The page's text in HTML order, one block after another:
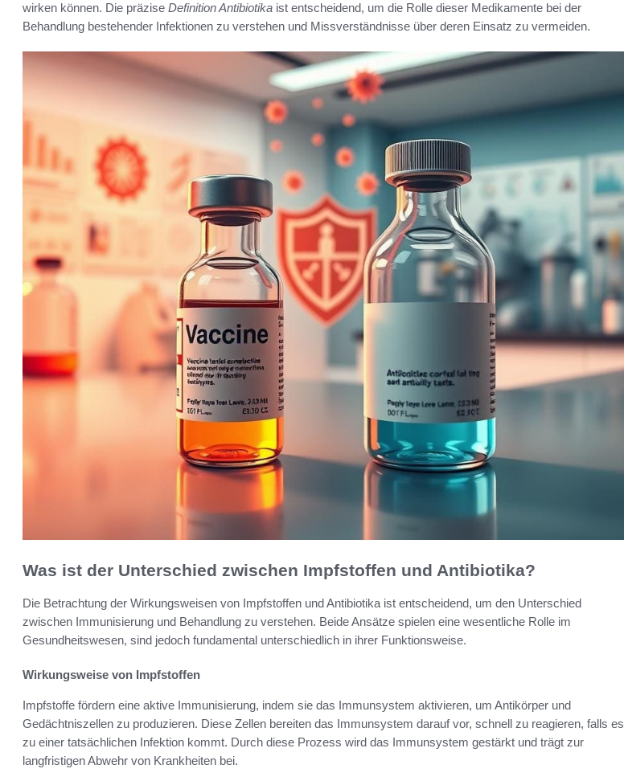
wirken können. Die präzise Definition Antibiotika ist entscheidend, um die Rolle dieser Medikamente bei der
Behandlung bestehender Infektionen zu verstehen und Missverständnisse über deren Einsatz zu vermeiden.
Was ist der Unterschied zwischen Impfstoffen und Antibiotika?
Die Betrachtung der Wirkungsweisen von Impfstoffen und Antibiotika ist entscheidend, um den Unterschied
zwischen Immunisierung und Behandlung zu verstehen. Beide Ansätze spielen eine wesentliche Rolle im
Gesundheitswesen, sind jedoch fundamental unterschiedlich in ihrer Funktionsweise.
Wirkungsweise von Impfstoffen
Impfstoffe fördern eine aktive Immunisierung, indem sie das Immunsystem aktivieren, um Antikörper und
Gedächtniszellen zu produzieren. Diese Zellen bereiten das Immunsystem darauf vor, schnell zu reagieren, falls es
zu einer tatsächlichen Infektion kommt. Durch diese Prozess wird das Immunsystem gestärkt und trägt zur
langfristigen Abwehr von Krankheiten bei.